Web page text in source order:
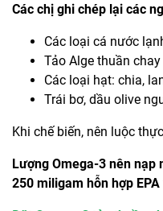
Các chị ghi chép lại các
Các loại cá nước
Tảo Alge thuần
Các loại hạt: chia,
Trái bơ, dầu olive
Khi chế biến, nên luộc
Lượng Omega-3 nên nạp
250 miligam hỗn hợp EPA